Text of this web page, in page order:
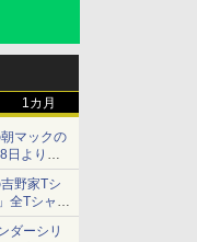
1カ月
マックの
日より
野家Tシ
全Tシャツ
始
ダーシリ